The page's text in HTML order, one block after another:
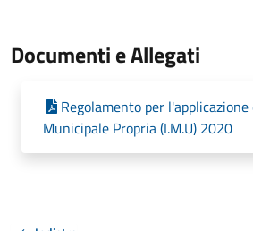
Documenti e Allegati
Regolamento per
Municipale Propria (I.M.U) 2020